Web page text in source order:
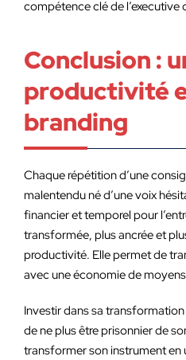
compétence clé de
Conclusion :
productivité
branding
Chaque répétition d’une
malentendu né d’une voix
financier et temporel pour
transformée, plus ancrée et
productivité. Elle permet de
avec une économie de
Investir dans sa transformation
de ne plus être prisonnier de
transformer son instrument en